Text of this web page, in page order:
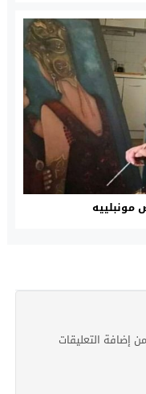
إضافة التعليقات